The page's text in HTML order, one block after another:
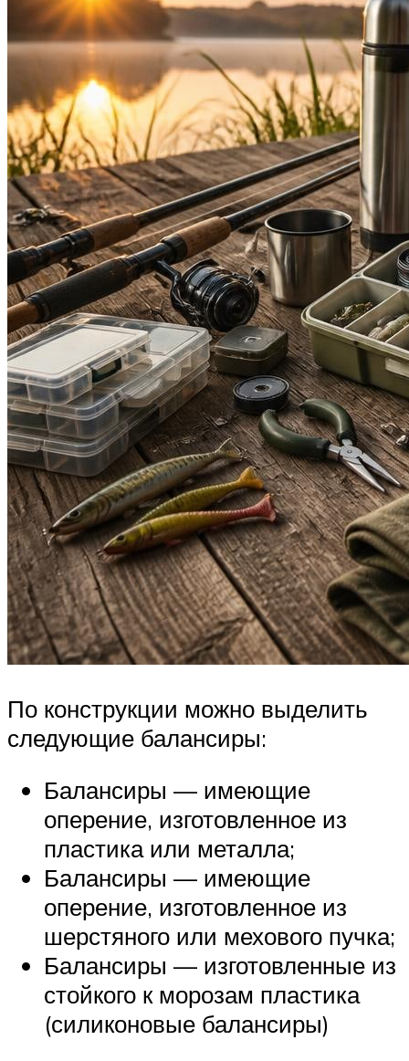
По конструкции можно выделить
следующие балансиры:
Балансиры — имеющие
оперение, изготовленное из
пластика или металла;
Балансиры — имеющие
оперение, изготовленное из
шерстяного или мехового пучка;
Балансиры — изготовленные из
стойкого к морозам пластика
(силиконовые балансиры)